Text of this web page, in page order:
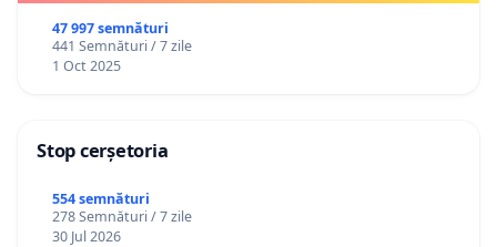
47 997 semnături
441 Semnături / 7 zile
1 Oct 2025
Stop cerșetoria
554 semnături
278 Semnături / 7 zile
30 Jul 2026